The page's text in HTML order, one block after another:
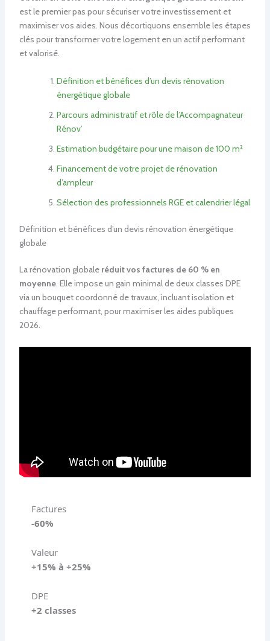
est le premier pas pour sécuriser votre investissement et
maximiser vos aides. Nous décortiquons ensemble les étapes
clés pour transformer votre logement en un actif performant
et valorisé.
Définition et bénéfices d’un devis rénovation
énergétique globale
Parcours administratif et rôle de l’Accompagnateur
Rénov’
Estimation budgétaire pour une maison de 100 m²
Financement de votre projet de rénovation
d’ampleur
Sélection des professionnels RGE et calendrier légal
Définition et bénéfices d’un devis rénovation énergétique
globale
La rénovation globale réduit vos factures de 60 % en
moyenne. Elle impose un gain minimal de deux classes DPE
via un bouquet coordonné de travaux, incluant isolation et
chauffage performant, pour maximiser les aides publiques
2026.
Factures
-60%
Valeur
+15% à +25%
DPE
+2 classes